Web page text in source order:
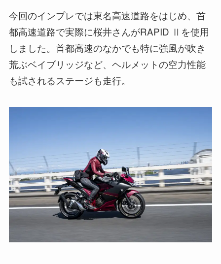
今回のインプレでは東名高速道路をはじめ、首
都高速道路で実際に桜井さんがRAPID Ⅱを使用
しました。首都高速のなかでも特に強風が吹き
荒ぶベイブリッジなど、ヘルメットの空力性能
も試されるステージも走行。